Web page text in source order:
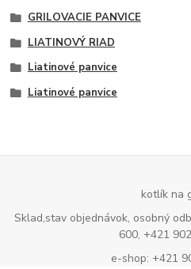
GRILOVACIE PANVICE
LIATINOVÝ RIAD
Liatinové panvice
Liatinové panvice
kotlík na
Sklad,stav objednávok, osobný
600, +421
e-shop: +421